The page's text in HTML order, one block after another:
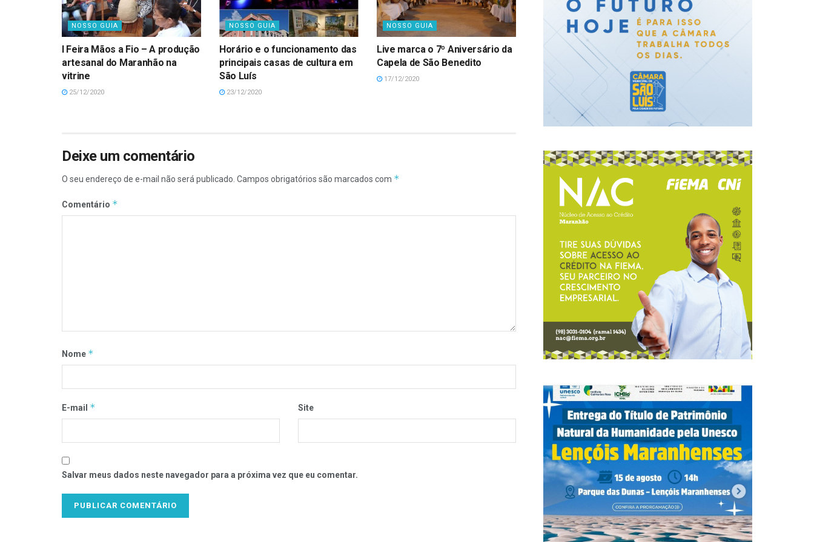
NOSSO GUIA
I Feira Mãos a Fio – A produção
artesanal do Maranhão na
vitrine
25/12/2020
NOSSO GUIA
Horário e o funcionamento das
principais casas de cultura em
São Luís
23/12/2020
NOSSO GUIA
Live marca o 7º Aniversário da
Capela de São Benedito
17/12/2020
Deixe um comentário
O seu endereço de e-mail não será publicado. Campos obrigatórios são marcados com *
Comentário *
Nome *
E-mail * Site
Salvar meus dados neste navegador para a próxima vez que eu comentar.